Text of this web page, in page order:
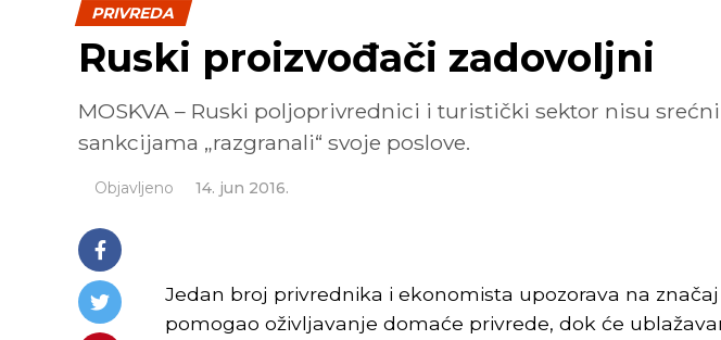
PRIVREDA
Ruski proizvođači zadovoljni
MOSKVA – Ruski poljoprivrednici i turistički sektor nisu
sankcijama „razgranali“ svoje poslove.
Objavljeno 14. jun 2016.
Jedan broj privrednika i ekonomista upozorava na
pomogao oživljavanje domaće privrede, dok će